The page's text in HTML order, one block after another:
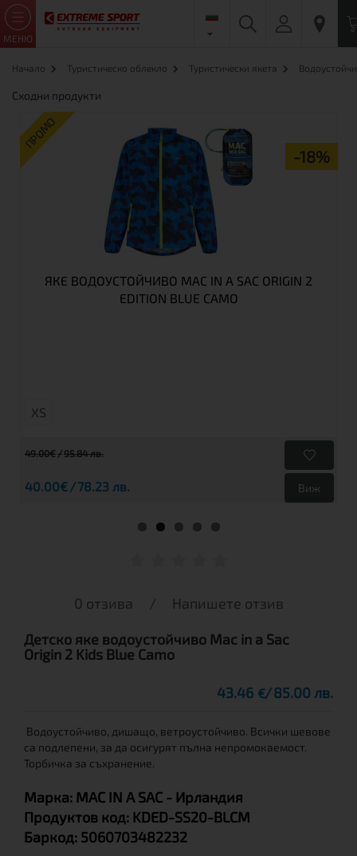
МЕНЮ
Начало Туристическо облекло Туристически якета
Сходни продукти
ПРОМО
-18%
ЯКЕ ВОДОУСТОЙЧИВО MAC IN A SAC ORIGIN 2
EDITION BLUE CAMO
XS
49.00€ 95.84 лв.
40.00€ 78.23 лв. Виж
0 отзива / Напишете отзив
Детско яке водоустойчиво Mac in a Sac
Origin 2 Kids Blue Camo
43.46 € 85.00 лв.
Водоустойчивo, дишащo, ветроустойчивo. Всички шевове
са подлепени, за да осигурят пълна непромокаемост.
Торбичка за съхранение.
Марка: MAC IN A SAC - Ирландия
Продуктов код: KDED-SS20-BLCM
Баркод: 5060703482232